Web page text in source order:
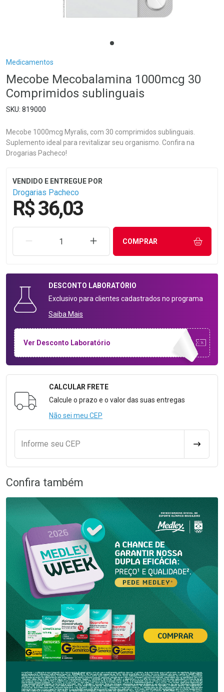
Breadcrumb
Medicamentos
Mecobe Mecobalamina 1000mcg 30
Comprimidos sublinguais
819000
Mecobe 1000mcg Myralis, com 30 comprimidos sublinguais.
Suplemento ideal para revitalizar seu organismo. Confira na
Drogarias Pacheco!
Drogarias Pacheco
R$ 36,03
REMOVER UMA UNIDADEAUMENTAR UMA UNIDADE
COMPRAR
DESCONTO LABORATÓRIO
Exclusivo para clientes cadastrados no programa
Saiba Mais
Ver Desconto Laboratório
Formulário para Calcular o Frete
CALCULAR FRETE
Calcule o prazo e o valor das suas entregas
Não sei meu CEP
Informe seu CEP
Confira também